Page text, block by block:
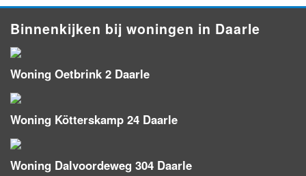
Binnenkijken bij woningen in Daarle
Woning Oetbrink 2 Daarle
Woning Kötterskamp 24 Daarle
Woning Dalvoordeweg 304 Daarle